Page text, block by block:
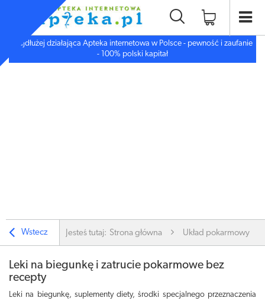
Najdłużej działająca Apteka internetowa w Polsce - pewność i zaufanie
- 100% polski kapitał
Wstecz Jesteś tutaj: Strona główna Układ pokarmowy
Leki na biegunkę i zatrucie pokarmowe bez
recepty
Leki na biegunkę, suplementy diety, środki specjalnego przeznaczenia